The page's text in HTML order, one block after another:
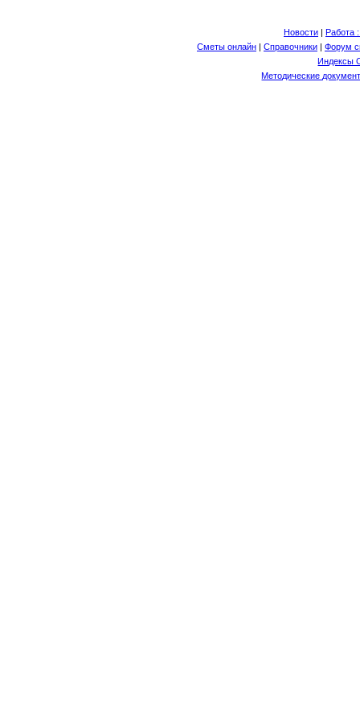
Новости | Работа
Сметы онлайн | Справочники | Форум
Индексы
Методические